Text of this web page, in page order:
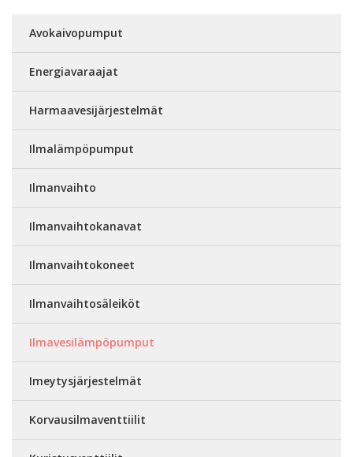
Avokaivopumput
Energiavaraajat
Harmaavesijärjestelmät
Ilmalämpöpumput
Ilmanvaihto
Ilmanvaihtokanavat
Ilmanvaihtokoneet
Ilmanvaihtosäleiköt
Ilmavesilämpöpumput
Imeytysjärjestelmät
Korvausilmaventtiilit